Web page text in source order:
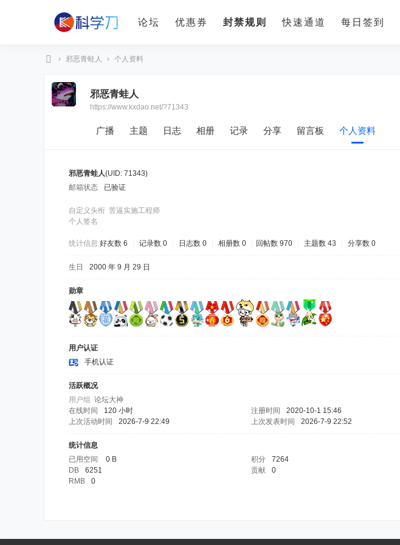
论坛 优惠券 封禁规则 快速通道 每日签到
学
› 邪恶青蛙人 › 个人资料
邪恶青蛙人
https://www.kxdao.net/?71343
广播 主题 日志 相册 记录 分享 留言板 个人资料
邪恶青蛙人(UID: 71343)
邮箱状态
已验证
自定义头衔 苦逼实施工程师
个人签名
统计信息 好友数 6 记录数 0 日志数 0 相册数 0 回帖数 970 主题数 43 分享数 0
生日 2000 年 9 月 29 日
勋章
用户认证
手机认证
活跃概况
用户组 论坛大神
在线时间
120 小时 注册时间 2020-10-1 15:46
上次活动时间
2026-7-9 22:49 上次发表时间 2026-7-9 22:52
统计信息
已用空间
0 B 积分 7264
DB
6251 贡献 0
RMB
0